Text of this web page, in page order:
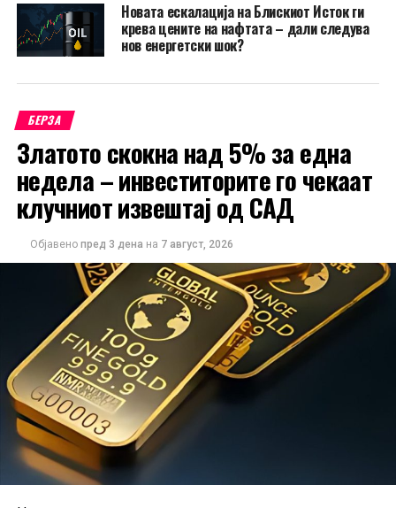
Новата ескалација на Блискиот Исток ги
крева цените на нафтата – дали следува
нов енергетски шок?
БЕРЗА
Златото скокна над 5% за една
недела – инвеститорите го чекаат
клучниот извештај од САД
Објавено пред 3 дена на 7 август, 2026